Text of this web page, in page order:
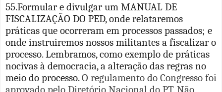
55.Formular e divulgar um MANUAL DE
FISCALIZAÇÃO DO PED, onde relataremos
práticas que ocorreram em processos passados; e
onde instruiremos nossos militantes a fiscalizar o
processo. Lembramos, como exemplo de práticas
nocivas à democracia, a alteração das regras no
meio do processo.O regulamento do Congresso foi
aprovado pelo Diretório Nacional do PT. Não